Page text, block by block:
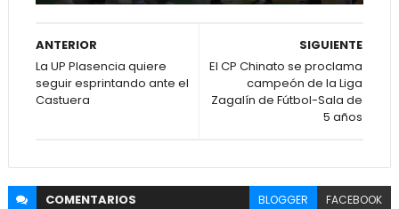
SIGUIENTE
El CP Chinato se proclama
campeón de la Liga
Zagalín de Fútbol-Sala de
5 años
ANTERIOR
La UP Plasencia quiere
seguir esprintando ante el
Castuera
COMENTARIOS BLOGGER FACEBOOK